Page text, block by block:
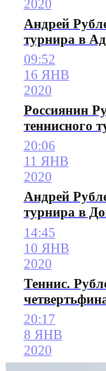
2020
Андрей
турнира в
09:52
16 ЯНВ
2020
Россиянин
теннисного
20:06
11 ЯНВ
2020
Андрей
турнира в
14:45
10 ЯНВ
2020
Теннис.
20:17
8 ЯНВ
2020